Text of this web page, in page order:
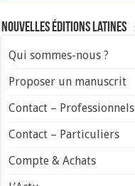
Nouvelles Éditions Latines
Qui sommes-nous ?
Proposer un manuscrit
Contact – Professionnels
Contact – Particuliers
Compte & Achats